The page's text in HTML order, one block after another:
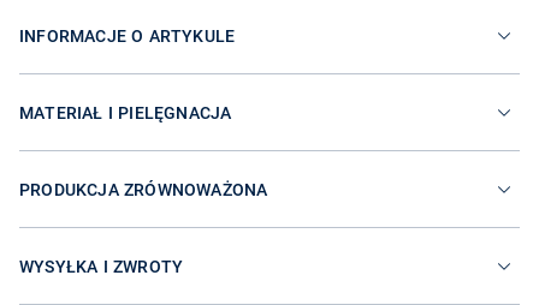
INFORMACJE O ARTYKULE
MATERIAŁ I PIELĘGNACJA
PRODUKCJA ZRÓWNOWAŻONA
WYSYŁKA I ZWROTY